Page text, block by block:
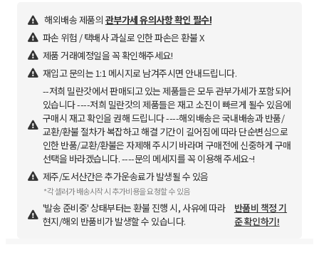
해외배송 제품의 관부가세 유의사항 확인 필수!
파손 위험 / 택배사 과실로 인한 파손은 환불 X
제품 거래예정일을 꼭 확인해주세요!
재입고 문의는 1:1 메시지로 남겨주시면 안내드립니다.
--저희 밀란갓에서 판매되고 있는 제품들은 모두 관부가세가 포함되어
있습니다 ----저희 밀란갓의 제품들은 재고 소진이 빠르게 될수 있음에
구매시 재고 확인을 권해 드립니다 ----해외배송은 국내배송과 반품/
교환/환불 절차가 복잡하고 해결 기간이 길어짐에 따라 단순변심으로
인한 반품/교환/환불은 자제해 주시기 바라며 구매전에 신중하게 구매
선택을 바라겠습니다. ----문의 메세지를 꼭 이용해 주세요~!
제주/도서산간은 추가운송료가 발생될 수 있음
*각 셀러가 배송시작 시 추가비용을 요청할 수 있음
'발송 준비중' 상태부터는 환불 진행 시, 사유에 따라
현지/해외 반품비가 발생할 수 있습니다.
반품비 책정 기
준 확인하기!